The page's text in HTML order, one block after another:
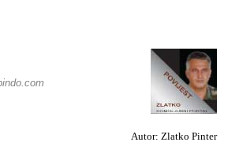
Autor: Zlatko Pinter